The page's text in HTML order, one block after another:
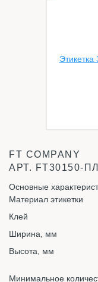
FT COMPANY
АРТ. FT30150-
Основные
Материал этикетки
Клей
Ширина, мм
Высота, мм
Минимальное